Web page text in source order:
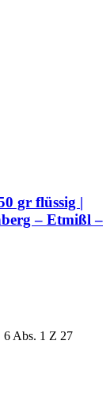
gr flüssig |
– Etmißl –
6 Abs. 1 Z 27